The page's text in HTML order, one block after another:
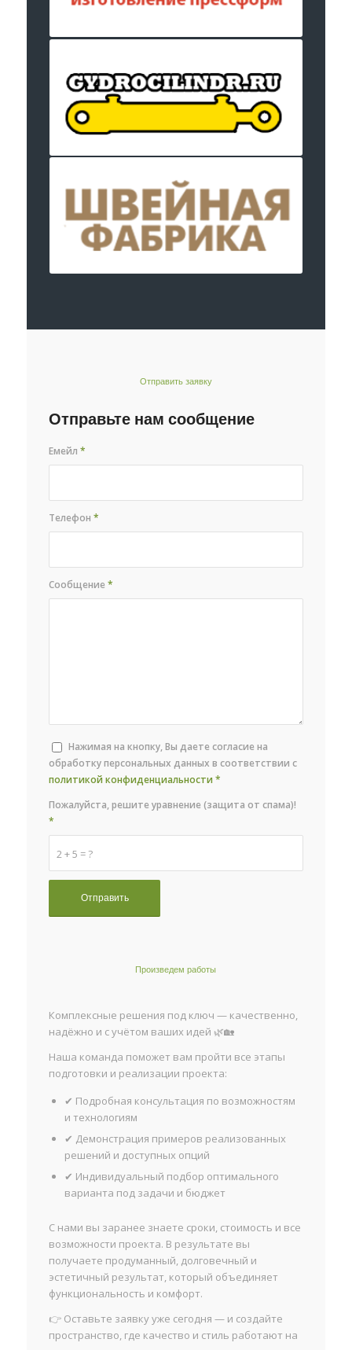
Отправить заявку
Отправьте нам сообщение
Емейл*
Телефон*
Сообщение*
Нажимая на кнопку, Вы даете согласие на
обработку персональных данных в соответствии с
политикой конфиденциальности *
2 + 5 = ?
Пожалуйста, решите уравнение (защита от спама)!
*
Произведем работы
Комплексные решения под ключ — качественно,
надёжно и с учётом ваших идей 🌿🏡
Наша команда поможет вам пройти все этапы
подготовки и реализации проекта:
✔ Подробная консультация по возможностям
и технологиям
✔ Демонстрация примеров реализованных
решений и доступных опций
✔ Индивидуальный подбор оптимального
варианта под задачи и бюджет
С нами вы заранее знаете сроки, стоимость и все
возможности проекта. В результате вы
получаете продуманный, долговечный и
эстетичный результат, который объединяет
функциональность и комфорт.
👉 Оставьте заявку уже сегодня — и создайте
пространство, где качество и стиль работают на